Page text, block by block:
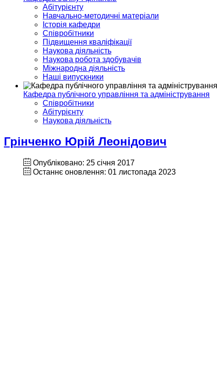
Абітурієнту
Навчально-методичні матеріали
Історія кафедри
Співробітники
Підвищення кваліфікації
Наукова діяльність
Наукова робота здобувачів
Міжнародна діяльність
Наші випускники
Кафедра публічного управління та адміністрування
Співробітники
Абітурієнту
Наукова діяльність
Грінченко Юрій Леонідович
Опубліковано: 25 січня 2017
Останнє оновлення: 01 листопада 2023